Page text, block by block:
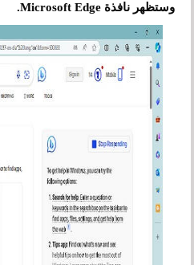
وستظهر نافذة Microsoft Edge.